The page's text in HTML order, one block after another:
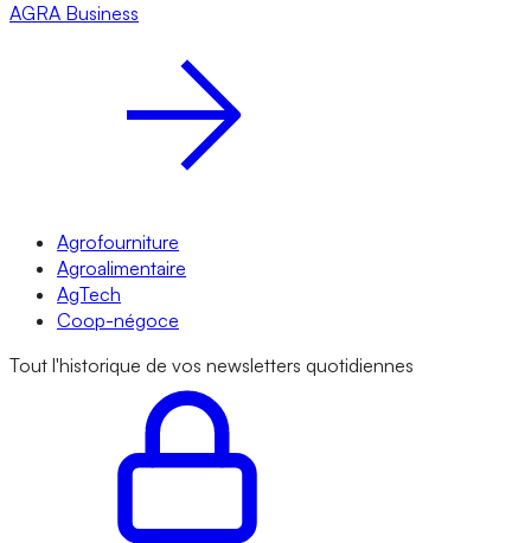
AGRA Business
Agrofourniture
Agroalimentaire
AgTech
Coop-négoce
Tout l'historique de vos newsletters quotidiennes